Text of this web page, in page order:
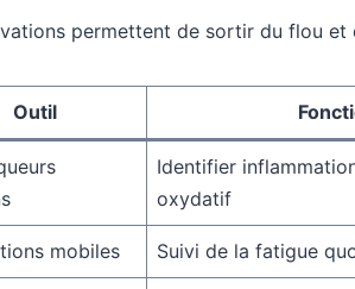
permettent de sortir du flou
Outil
Identifier
oxydatif
mobiles Suivi de la fatigue